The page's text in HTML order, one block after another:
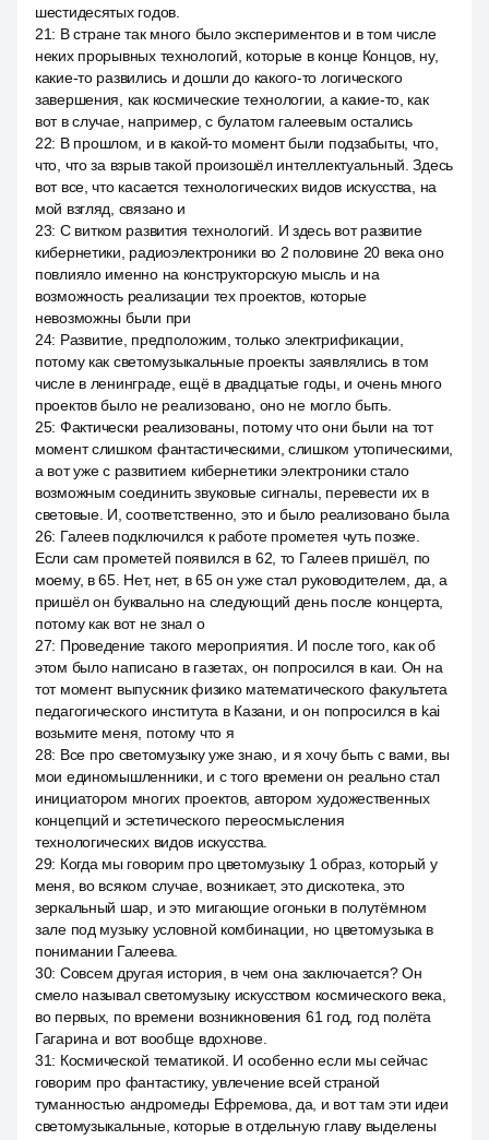
шестидесятых годов.
21: В стране так много было экспериментов и в том числе
неких прорывных технологий, которые в конце Концов, ну,
какие-то развились и дошли до какого-то логического
завершения, как космические технологии, а какие-то, как
вот в случае, например, с булатом галеевым остались
22: В прошлом, и в какой-то момент были подзабыты, что,
что, что за взрыв такой произошёл интеллектуальный. Здесь
вот все, что касается технологических видов искусства, на
мой взгляд, связано и
23: С витком развития технологий. И здесь вот развитие
кибернетики, радиоэлектроники во 2 половине 20 века оно
повлияло именно на конструкторскую мысль и на
возможность реализации тех проектов, которые
невозможны были при
24: Развитие, предположим, только электрификации,
потому как светомузыкальные проекты заявлялись в том
числе в ленинграде, ещё в двадцатые годы, и очень много
проектов было не реализовано, оно не могло быть.
25: Фактически реализованы, потому что они были на тот
момент слишком фантастическими, слишком утопическими,
а вот уже с развитием кибернетики электроники стало
возможным соединить звуковые сигналы, перевести их в
световые. И, соответственно, это и было реализовано была
26: Галеев подключился к работе прометея чуть позже.
Если сам прометей появился в 62, то Галеев пришёл, по
моему, в 65. Нет, нет, в 65 он уже стал руководителем, да, а
пришёл он буквально на следующий день после концерта,
потому как вот не знал о
27: Проведение такого мероприятия. И после того, как об
этом было написано в газетах, он попросился в каи. Он на
тот момент выпускник физико математического факультета
педагогического института в Казани, и он попросился в kai
возьмите меня, потому что я
28: Все про светомузыку уже знаю, и я хочу быть с вами, вы
мои единомышленники, и с того времени он реально стал
инициатором многих проектов, автором художественных
концепций и эстетического переосмысления
технологических видов искусства.
29: Когда мы говорим про цветомузыку 1 образ, который у
меня, во всяком случае, возникает, это дискотека, это
зеркальный шар, и это мигающие огоньки в полутёмном
зале под музыку условной комбинации, но цветомузыка в
понимании Галеева.
30: Совсем другая история, в чем она заключается? Он
смело называл светомузыку искусством космического века,
во первых, по времени возникновения 61 год, год полёта
Гагарина и вот вообще вдохнове.
31: Космической тематикой. И особенно если мы сейчас
говорим про фантастику, увлечение всей страной
туманностью андромеды Ефремова, да, и вот там эти идеи
светомузыкальные, которые в отдельную главу выделены